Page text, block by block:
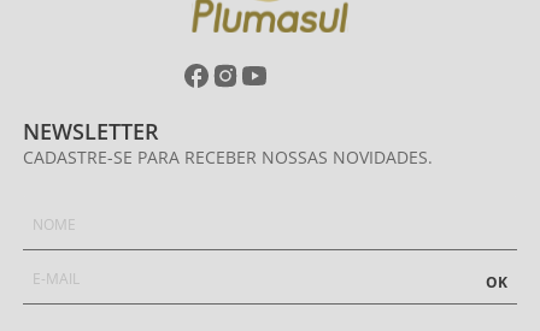
NEWSLETTER
CADASTRE-SE PARA RECEBER NOSSAS NOVIDADES.
OK